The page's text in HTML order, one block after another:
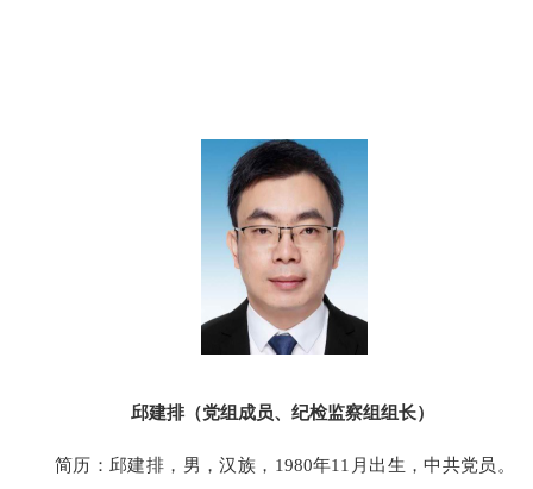
邱建排（党组成员、纪检监察组组长）
简历：邱建排，男，汉族，1980年11月出生，中共党员。